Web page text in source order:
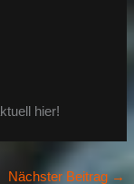
hier!
Nächster Beitrag →